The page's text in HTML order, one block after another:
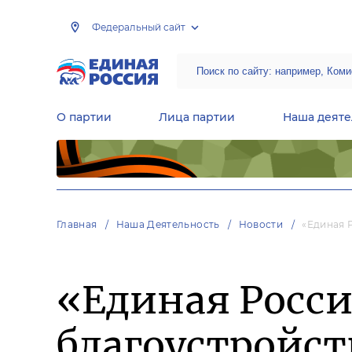
Федеральный сайт
О партии Лица партии Наша
Главная Наша Деятельность Новости «Единая
«Единая